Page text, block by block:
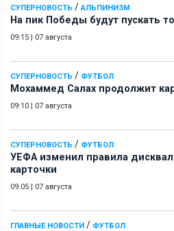
СУПЕРНОВОСТЬ / АЛЬПИНИЗМ
На пик Победы будут пускать
09:15 | 07 августа
СУПЕРНОВОСТЬ / ФУТБОЛ
Мохаммед Салах продолжит
09:10 | 07 августа
СУПЕРНОВОСТЬ / ФУТБОЛ
УЕФА изменил правила
карточки
09:05 | 07 августа
ГЛАВНЫЕ НОВОСТИ / ФУТБОЛ